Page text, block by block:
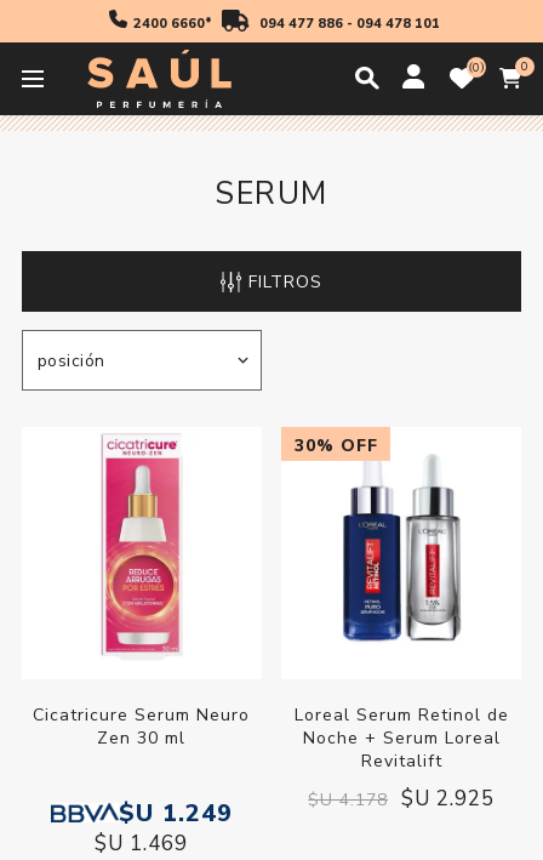
2400 6660* 094 477 886- 094 478 101
0 0
Inicio Cosmetica
SERUM
FILTROS
Cicatricure Serum Neuro
Zen 30 ml
$U 1.249
$U 1.469
30% OFF
Loreal Serum Retinol de
Noche + Serum Loreal
Revitalift
$U 4.178 $U 2.925